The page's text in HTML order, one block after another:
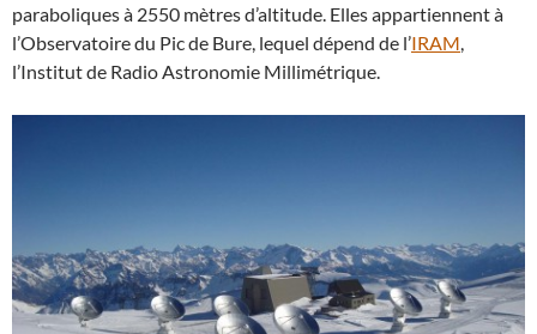
paraboliques à 2550 mètres d’altitude. Elles appartiennent à
l’Observatoire du Pic de Bure, lequel dépend de l’IRAM
l’Institut de Radio Astronomie Millimétrique.